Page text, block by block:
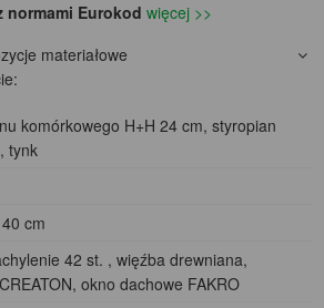
Eurokod więcej >>
materiałowe
komórkowego H+H 24 cm, styropian
tynk
cm
42 st. , więźba drewniana,
okno dachowe FAKRO